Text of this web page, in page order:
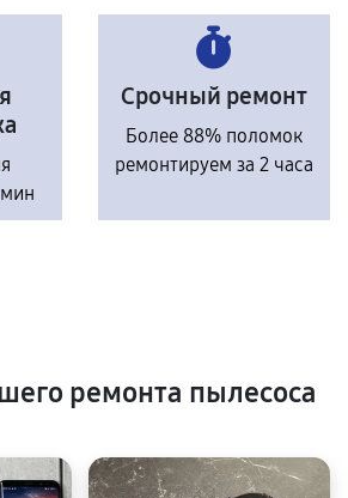
Срочный ремонт
Более 88% поломок
ремонтируем за 2 часа
ремонта пылесоса